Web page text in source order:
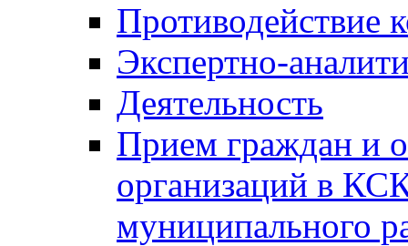
Противодействие
Экспертно-
Деятельность
Прием граждан и
организаций в
муниципального